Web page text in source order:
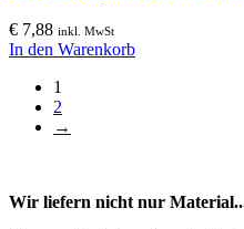
€ 7,88 inkl. MwSt
In den Warenkorb
1
2
→
Wir liefern nicht nur